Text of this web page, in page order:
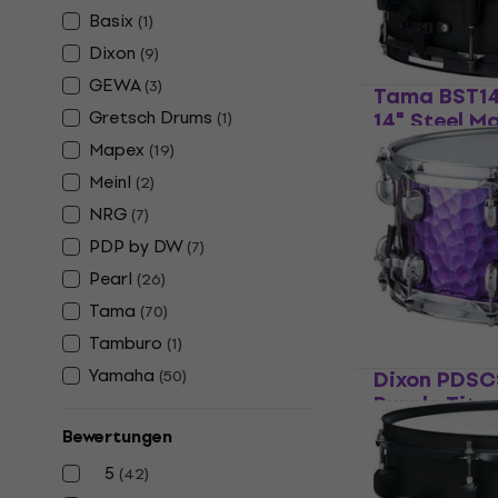
Basix (1)
Dixon (9)
GEWA (3)
Gretsch Drums (1)
Mapex (19)
Meinl (2)
NRG (7)
PDP by DW (7)
Pearl (26)
Tama (70)
Tamburo (1)
Yamaha (50)
Bewertungen
5 (42)
Tama
14" Steel
Trommel
Kleine Trommel
5/5
€ 155€ 158
Auf Lager
Dixon
Purple
Trommel
Kleine Trommel